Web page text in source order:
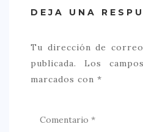
DEJA UNA
Tu dirección de
publicada.
Los
marcados con *